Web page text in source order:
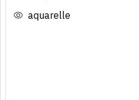
aquarelle